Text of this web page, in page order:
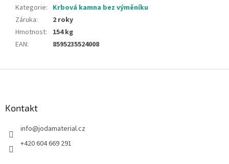
Kategorie: Krbová kamna bez výměníku
Záruka:
2 roky
Hmotnost:
154 kg
EAN: 8595235524008
Kontakt
info@jodamaterial.cz
+420 604 669 291